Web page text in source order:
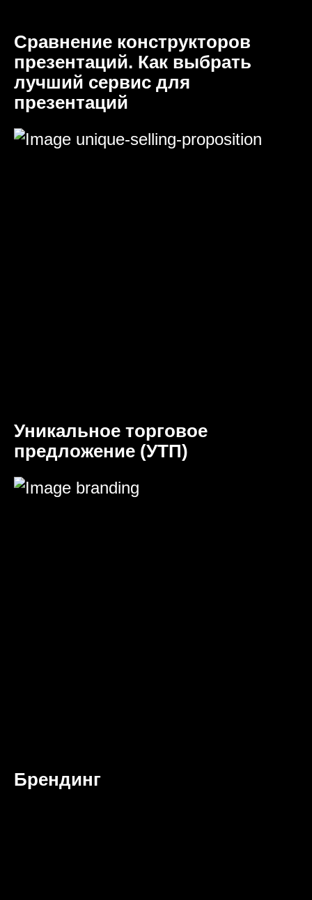
Сравнение конструкторов
презентаций. Как выбрать
лучший сервис для
презентаций
Уникальное торговое
предложение (УТП)
Брендинг